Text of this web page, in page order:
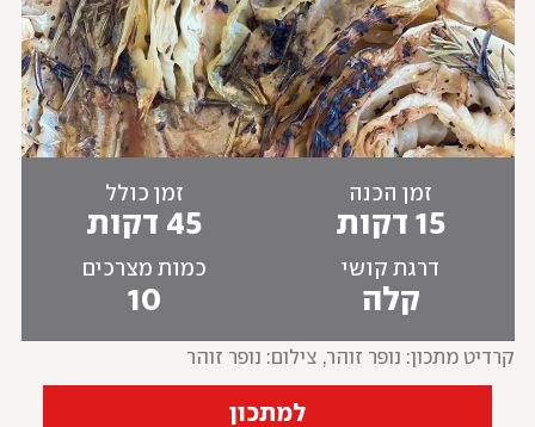
זמן הכנה
15 דקות
זמן כולל
45 דקות
דרגת קושי
קלה
כמות מצרכים
10
קרדיט מתכון: נופר זוהר, צילום: נופר זוהר
למתכון